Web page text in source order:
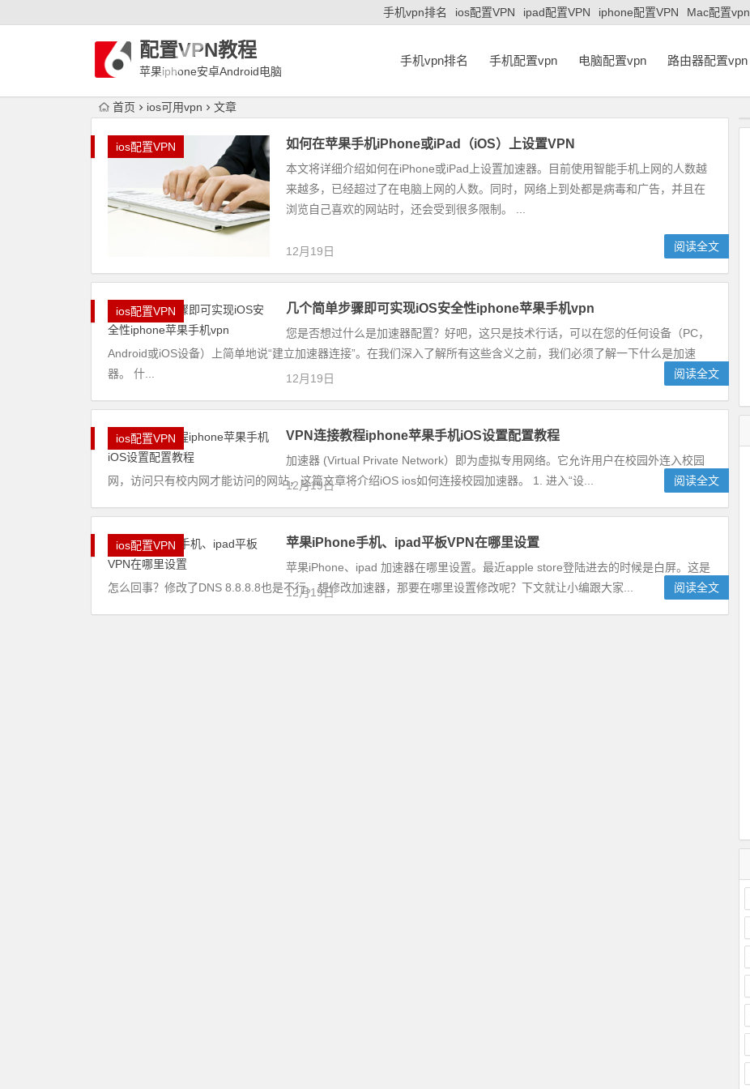
手机vpn排名 ios配置VPN ipad配置VPN iphone配置VPN Mac配置vpn
配置VPN教程
苹果iphone安卓Android电脑
手机vpn排名 手机配置vpn 电脑配置vpn 路由器配置vpn
首页 ios可用vpn 文章
ios配置VPN 如何在苹果手机iPhone或iPad（iOS）上设置VPN
本文将详细介绍如何在iPhone或iPad上设置加速器。目前使用智能手机上网的人数越
来越多，已经超过了在电脑上网的人数。同时，网络上到处都是病毒和广告，并且在
浏览自己喜欢的网站时，还会受到很多限制。 ...
12月19日 阅读全文
ios配置VPN 几个简单步骤即可实现iOS安全性iphone苹果手机vpn
您是否想过什么是加速器配置？好吧，这只是技术行话，可以在您的任何设备（PC，
Android或iOS设备）上简单地说“建立加速器连接”。在我们深入了解所有这些含义之前，我们必须了解一下什么是加速
器。 什...
12月19日 阅读全文
ios配置VPN VPN连接教程iphone苹果手机iOS设置配置教程
加速器 (Virtual Private Network）即为虚拟专用网络。它允许用户在校园外连入校园
网，访问只有校内网才能访问的网站，这篇文章将介绍iOS ios如何连接校园加速器。 1. 进入“设...
12月19日 阅读全文
ios配置VPN 苹果iPhone手机、ipad平板VPN在哪里设置
苹果iPhone、ipad 加速器在哪里设置。最近apple store登陆进去的时候是白屏。这是
怎么回事？修改了DNS 8.8.8.8也是不行。想修改加速器，那要在哪里设置修改呢？下文就让小编跟大家...
12月19日 阅读全文